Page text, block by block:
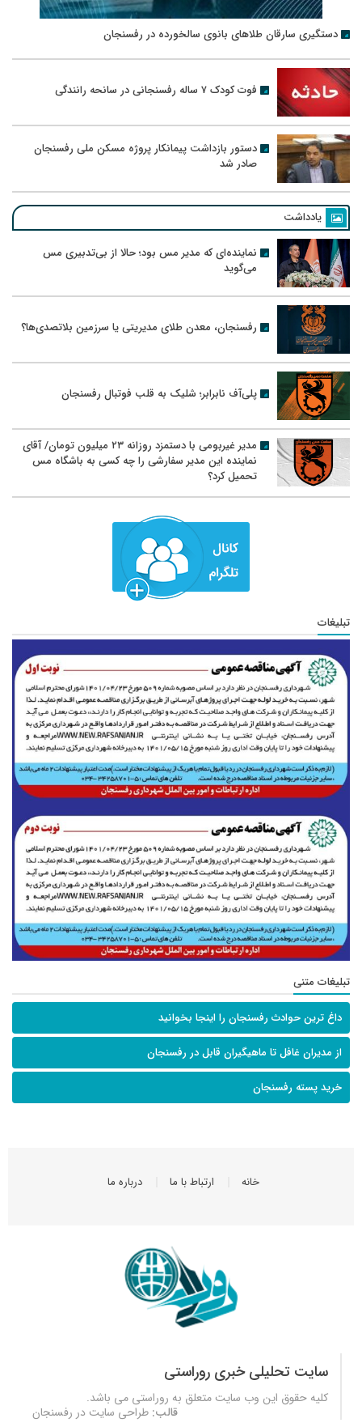
دستگیری سارقان طلاهای بانوی سالخورده در رفسنجان
فوت کودک ۷ ساله رفسنجانی در سانحه رانندگی
دستور بازداشت پیمانکار پروژه مسکن ملی رفسنجان
صادر شد
یادداشت
نماینده‌ای که مدیر مس بود؛ حالا از بی‌تدبیری مس
می‌گوید
رفسنجان، معدن طلای مدیریتی یا سرزمین بلاتصدی‌ها؟
پلی‌آف نابرابر؛ شلیک به قلب فوتبال رفسنجان
مدیر غیربومی با دستمزد روزانه ۲۳ میلیون تومان/ آقای
نماینده این مدیر سفارشی را چه کسی به باشگاه مس
تحمیل کرد؟
تبلیغات
تبلیغات متنی
داغ ترین حوادث رفسنجان را اینجا بخوانید
از مدیران غافل تا ماهیگیران قابل در رفسنجان
خرید پسته رفسنجان
خانه ارتباط با ما درباره ما
سایت تحلیلی خبری روراستی
کلیه حقوق این وب سایت متعلق به روراستی می باشد.
قالب: طراحی سایت در رفسنجان